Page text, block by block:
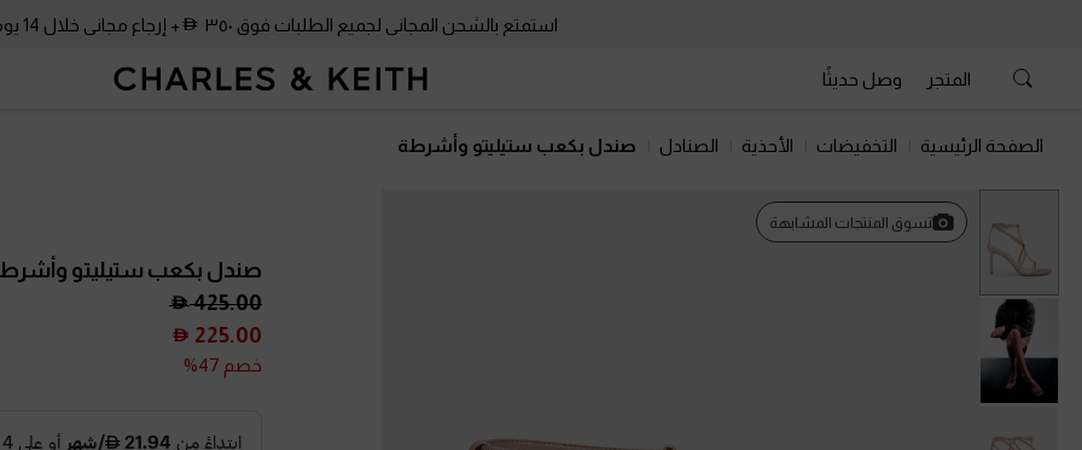
استمتع بالشحن المجاني لجميع الطلبات فوق ٣٥٠ + إرجاع مجاني خلال 14 يومًا!
المتجر وصل حديثًا
الصفحة الرئيسية التخفيضات الأحذية الصنادل صندل بكعب ستيليتو وأشرطة
تسوق المنتجات المشابهة
صندل بكعب ستيليتو
425.00
225.00
خصم 47%